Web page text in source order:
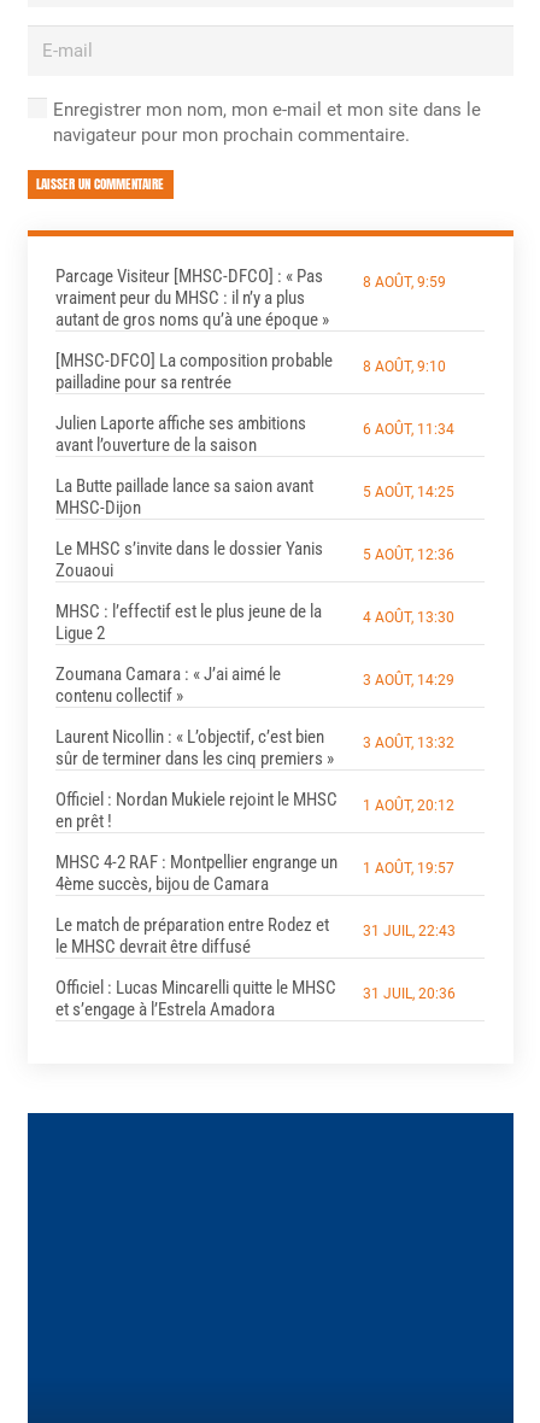
Enregistrer mon nom, mon e-mail et mon site dans le
navigateur pour mon prochain commentaire.
LAISSER UN COMMENTAIRE
Parcage Visiteur [MHSC-DFCO] : « Pas
vraiment peur du MHSC : il n’y a plus
autant de gros noms qu’à une époque »
8 AOÛT, 9:59
[MHSC-DFCO] La composition probable
pailladine pour sa rentrée
8 AOÛT, 9:10
Julien Laporte affiche ses ambitions
avant l’ouverture de la saison
6 AOÛT, 11:34
La Butte paillade lance sa saion avant
MHSC-Dijon
5 AOÛT, 14:25
Le MHSC s’invite dans le dossier Yanis
Zouaoui
5 AOÛT, 12:36
MHSC : l’effectif est le plus jeune de la
Ligue 2
4 AOÛT, 13:30
Zoumana Camara : « J’ai aimé le
contenu collectif »
3 AOÛT, 14:29
Laurent Nicollin : « L’objectif, c’est bien
sûr de terminer dans les cinq premiers »
3 AOÛT, 13:32
Officiel : Nordan Mukiele rejoint le MHSC
en prêt !
1 AOÛT, 20:12
MHSC 4-2 RAF : Montpellier engrange un
4ème succès, bijou de Camara
1 AOÛT, 19:57
Le match de préparation entre Rodez et
le MHSC devrait être diffusé
31 JUIL, 22:43
Officiel : Lucas Mincarelli quitte le MHSC
et s’engage à l’Estrela Amadora
31 JUIL, 20:36